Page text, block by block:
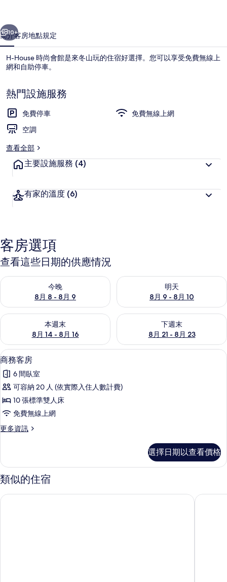
相
片
集
個 下一個
10+
簡介客房地點規定
H-House 時尚會館是來冬山玩的住宿好選擇。您可以享受免費無線上
網和自助停車。
熱門設施服務
免費停車
免費無線上網
空調
查看全部
主要設施服務 (4)
有家的溫度 (6)
客房選項
查看這些日期的供應情況
今晚
8月 8 - 8月 9
查看今晚 (8月 8 - 8月 9) 的供應情況
明天
8月 9 - 8月 10
查看明天 (8月 9 - 8月 10) 的供
本週末
8月 14 - 8月 16
查看本週末 (8月 14 - 8月 16) 的供應情況
下週末
8月 21 - 8月 23
查看下週末 (8月 21 - 8月 23)
顯
示
商
務
客
的
有
相
片
2
商務客房
6 間臥室
可容納 20 人 (依實際入住人數計費)
10 張標準雙人床
免費無線上網
更多資訊
更
客
房
的
情
選擇日期以查看價格
類似的住宿
煙波大飯店宜蘭館 煙波花